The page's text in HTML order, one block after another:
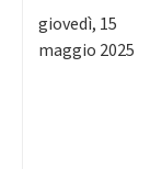
giovedì, 15
maggio 2025